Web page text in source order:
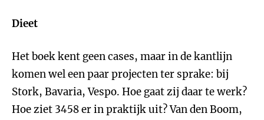
Dieet
Het boek kent geen cases, maar in de kantlijn
komen wel een paar projecten ter sprake: bij
Stork, Bavaria, Vespo. Hoe gaat zij daar te werk?
Hoe ziet 3458 er in praktijk uit? Van den Boom,